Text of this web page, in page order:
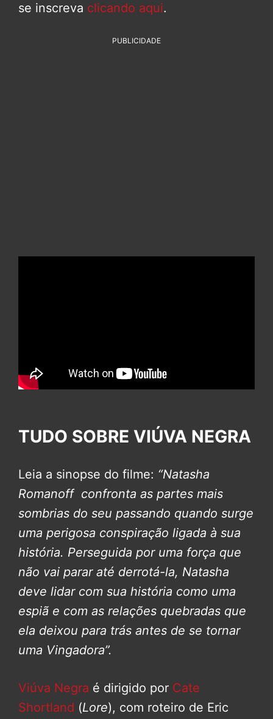
se inscreva clicando aqui.
PUBLICIDADE
TUDO SOBRE VIÚVA NEGRA
Leia a sinopse do filme: “Natasha
Romanoff confronta as partes mais
sombrias do seu passando quando surge
uma perigosa conspiração ligada à sua
história. Perseguida por uma força que
não vai parar até derrotá-la, Natasha
deve lidar com sua história como uma
espiã e com as relações quebradas que
ela deixou para trás antes de se tornar
uma Vingadora”.
Viúva Negra é dirigido por Cate
Shortland (Lore), com roteiro de Eric